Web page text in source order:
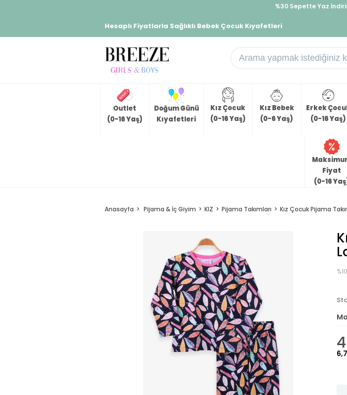
%30 Sepette Yaz
Hesaplı Fiyatlarla Sağlıklı Bebek Çocuk Kıyafetleri
Outlet
(0-16 Yaş)
Doğum Günü
Kıyafetleri
Kız Çocuk
(0-16 Yaş)
Kız Bebek
(0-6 Yaş)
Erkek
(0-16 Yaş)
Fiyat
(0-16
Anasayfa Pijama & İç Giyim KIZ Pijama Takımları Kız Çocuk Pijama